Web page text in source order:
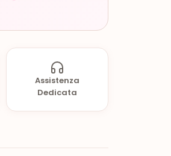
Assistenza
Dedicata